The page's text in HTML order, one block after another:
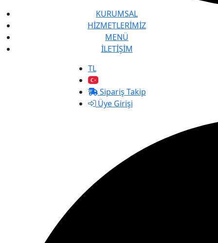
KURUMSAL
HİZMETLERİMİZ
MENÜ
İLETİŞİM
TL
Sipariş Takip
Üye Girişi